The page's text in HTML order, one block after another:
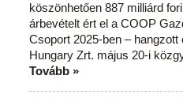
köszönhetően 887 milliárd
árbevételt ért el a COOP
Csoport 2025-ben – hangzott
Hungary Zrt. május 20-i
Tovább »